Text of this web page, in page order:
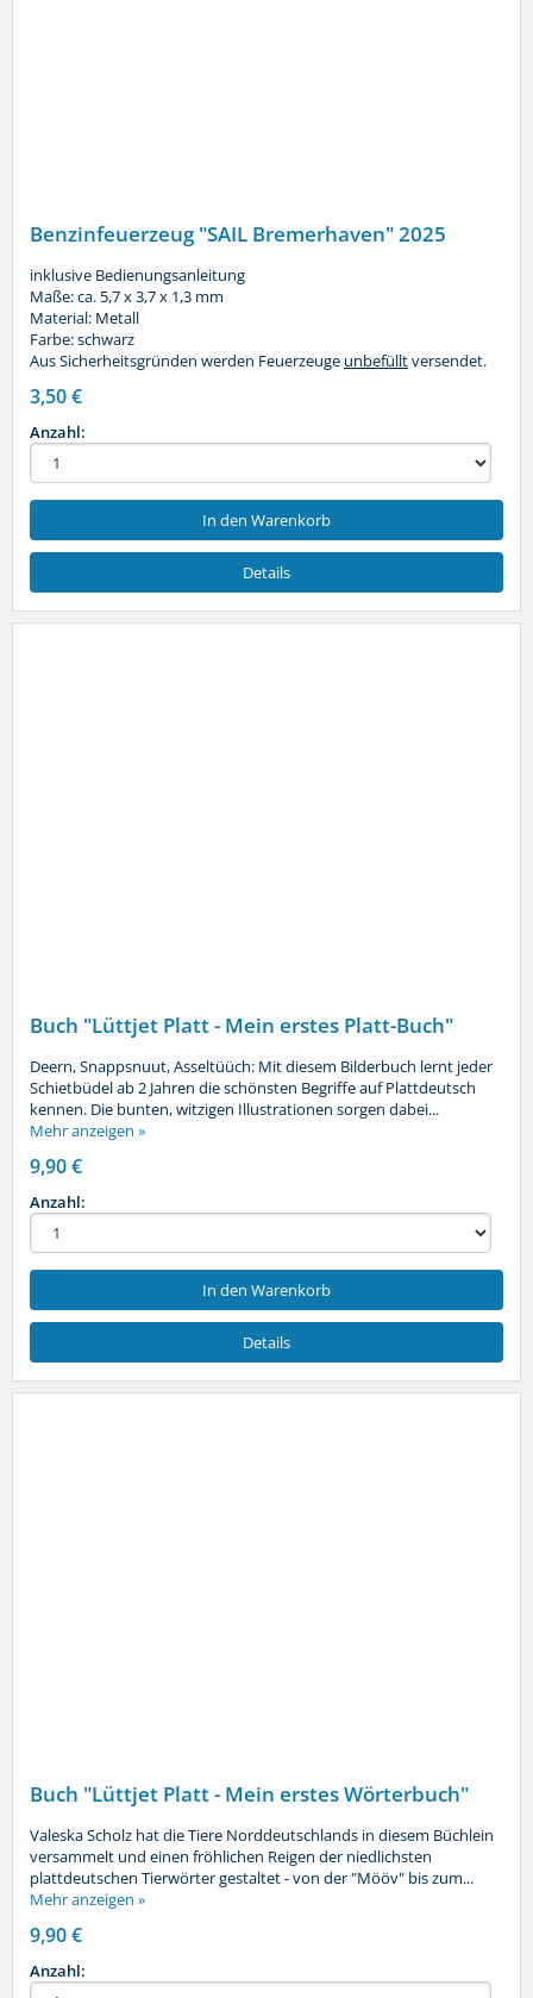
Benzinfeuerzeug "SAIL Bremerhaven" 2025
inklusive Bedienungsanleitung
Maße: ca. 5,7 x 3,7 x 1,3 mm
Material: Metall
Farbe: schwarz
Aus Sicherheitsgründen werden Feuerzeuge unbefülltversendet.
3,50 €
Anzahl:
In den Warenkorb
Details
Buch "Lüttjet Platt - Mein erstes Platt-Buch"
Deern, Snappsnuut, Asseltüüch: Mit diesem Bilderbuch lernt jeder
Schietbüdel ab 2 Jahren die schönsten Begriffe auf Plattdeutsch
kennen. Die bunten, witzigen Illustrationen sorgen dabei...
Mehr anzeigen »
9,90 €
Anzahl:
In den Warenkorb
Details
Buch "Lüttjet Platt - Mein erstes Wörterbuch"
Valeska Scholz hat die Tiere Norddeutschlands in diesem Büchlein
versammelt und einen fröhlichen Reigen der niedlichsten
plattdeutschen Tierwörter gestaltet - von der "Mööv" bis zum...
Mehr anzeigen »
9,90 €
Anzahl: